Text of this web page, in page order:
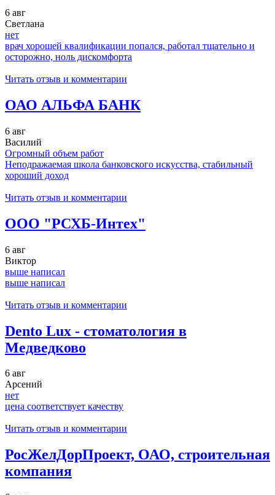
6 авг
Светлана
нет
врач хорошей квалификации попался, работал тщательно и
осторожно, ноль дискомфорта
Читать отзыв и комментарии
ОАО АЛЬФА БАНК
6 авг
Василий
Огромный объем работ
Неподражаемая школа банковского искусства, стабильный
хороший доход
Читать отзыв и комментарии
ООО "РСХБ-Интех"
6 авг
Виктор
выше написал
выше написал
Читать отзыв и комментарии
Dento Lux - стоматология в
Медведково
6 авг
Арсений
нет
цена соответствует качеству
Читать отзыв и комментарии
РосЖелДорПроект, ОАО, строительная
компания